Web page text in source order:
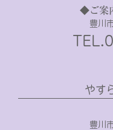
◆ご案
豊川
やす
豊川